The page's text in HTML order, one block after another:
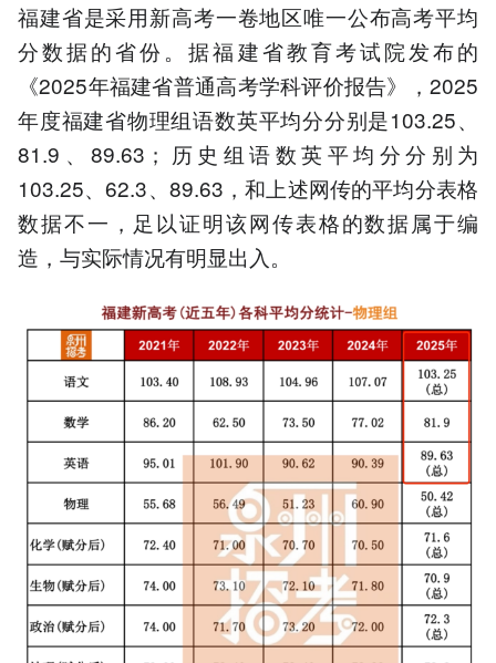
福建省是采用新高考一卷地区唯一公布高考平均
分数据的省份。据福建省教育考试院发布的
《2025年福建省普通高考学科评价报告》，2025
年度福建省物理组语数英平均分分别是103.25、
81.9、89.63；历史组语数英平均分分别为
103.25、62.3、89.63，和上述网传的平均分表格
数据不一，足以证明该网传表格的数据属于编
造，与实际情况有明显出入。